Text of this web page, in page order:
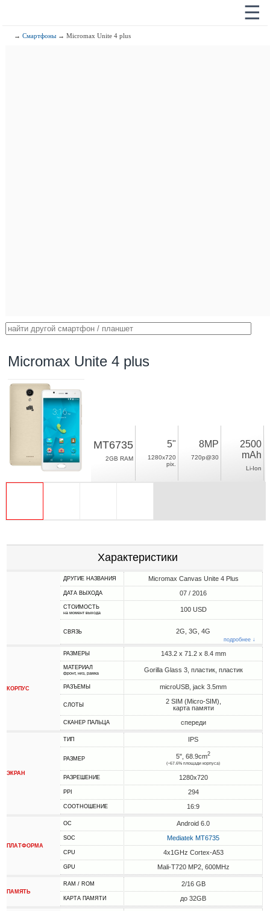
☰
→Смартфоны → Micromax Unite 4 plus
Micromax Unite 4 plus
MT6735
2GB RAM
5"
1280x720
pix.
8MP
720p@30
2500
mAh
Li-Ion
Характеристики
ДРУГИЕ НАЗВАНИЯ Micromax Canvas Unite 4 Plus
ДАТА ВЫХОДА 07 / 2016
СТОИМОСТЬ
на момент выхода 100 USD
СВЯЗЬ 2G, 3G, 4G
подробнее ↓
КОРПУС
РАЗМЕРЫ 143.2 x 71.2 x 8.4 mm
МАТЕРИАЛ
фронт, низ, рамка Gorilla Glass 3, пластик, пластик
РАЗЪЕМЫ microUSB, jack 3.5mm
СЛОТЫ
2 SIM (Micro-SIM),
карта памяти
СКАНЕР ПАЛЬЦА спереди
ЭКРАН
ТИП IPS
РАЗМЕР 5", 68.9cm2
(~67.6% площади корпуса)
РАЗРЕШЕНИЕ 1280x720
PPI 294
СООТНОШЕНИЕ 16:9
ПЛАТФОРМА
ОС Android 6.0
SOC Mediatek MT6735
CPU 4x1GHz Cortex-A53
GPU Mali-T720 MP2, 600MHz
ПАМЯТЬ
RAM / ROM 2/16 GB
КАРТА ПАМЯТИ до 32GB